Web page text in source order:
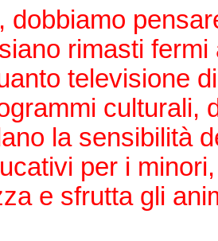
dobbiamo
rimasti
televisione
culturali,
la sensibilità
per i
e sfrutta gli